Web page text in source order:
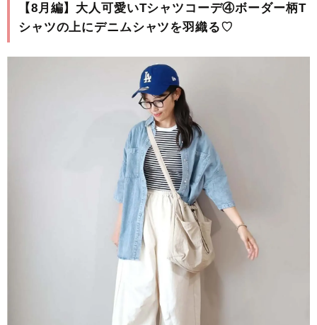
【8月編】大人可愛いTシャツコーデ④ボーダー柄T
シャツの上にデニムシャツを羽織る♡